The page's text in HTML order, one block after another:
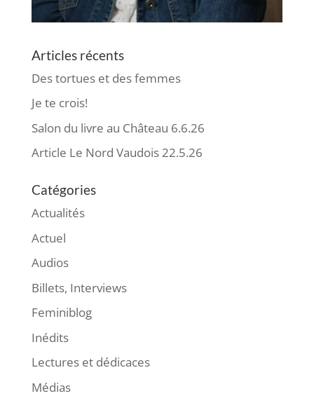
Articles récents
Des tortues et des femmes
Je te crois!
Salon du livre au Château 6.6.26
Article Le Nord Vaudois 22.5.26
Catégories
Actualités
Actuel
Audios
Billets, Interviews
Feminiblog
Inédits
Lectures et dédicaces
Médias